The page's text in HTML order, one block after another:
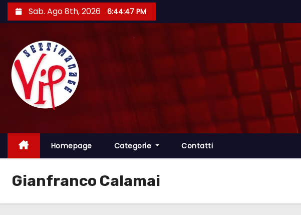
a
n
e
t
Sab. Ago 8th, 2026 6:44:48 PM
Homepage Categorie Contatti
Gianfranco Calamai